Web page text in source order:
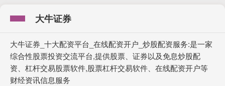
大牛证券
大牛证券_十大配资平台_在线配资开户_炒股配资服务:是一家
综合性股票投资交流平台,提供股票、证券以及免息炒股配
资、杠杆交易股票软件,股票杠杆交易软件、在线配资开户等
财经资讯信息服务